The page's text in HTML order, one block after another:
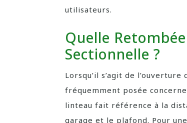
utilisateurs.
Quelle
Sectionnelle ?
Lorsqu’il s’agit de
fréquemment posée
linteau fait référence à la
garage et le plafond. Pour